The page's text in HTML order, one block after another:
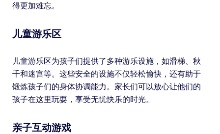
得更加难忘。
儿童游乐区
儿童游乐区为孩子们提供了多种游乐设施，如滑梯、秋
千和迷宫等。这些安全的设施不仅轻松愉快，还有助于
锻炼孩子们的身体协调能力。家长们可以放心让他们的
孩子在这里玩耍，享受无忧快乐的时光。
亲子互动游戏